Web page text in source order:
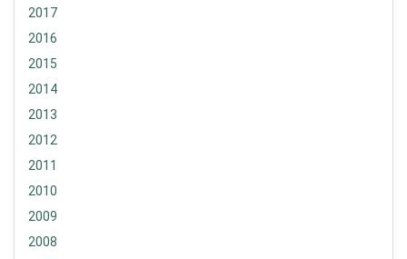
2017
2016
2015
2014
2013
2012
2011
2010
2009
2008